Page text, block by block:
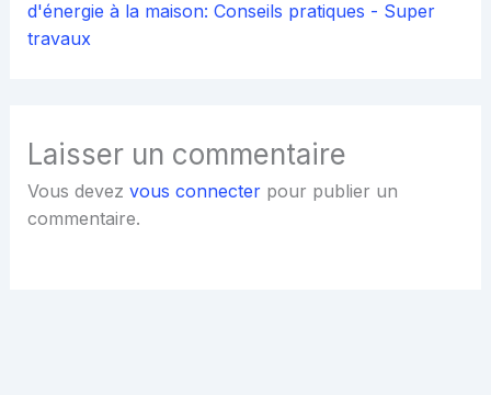
d'énergie à la maison: Conseils pratiques - Super
travaux
Laisser un commentaire
Vous devez vous connecterpour publier un
commentaire.